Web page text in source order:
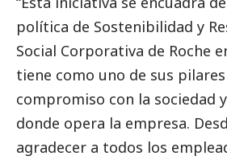
política de Sostenibilidad y
Social Corporativa de Roche
tiene como uno de sus
compromiso con la sociedad
donde opera la empresa.
agradecer a todos los